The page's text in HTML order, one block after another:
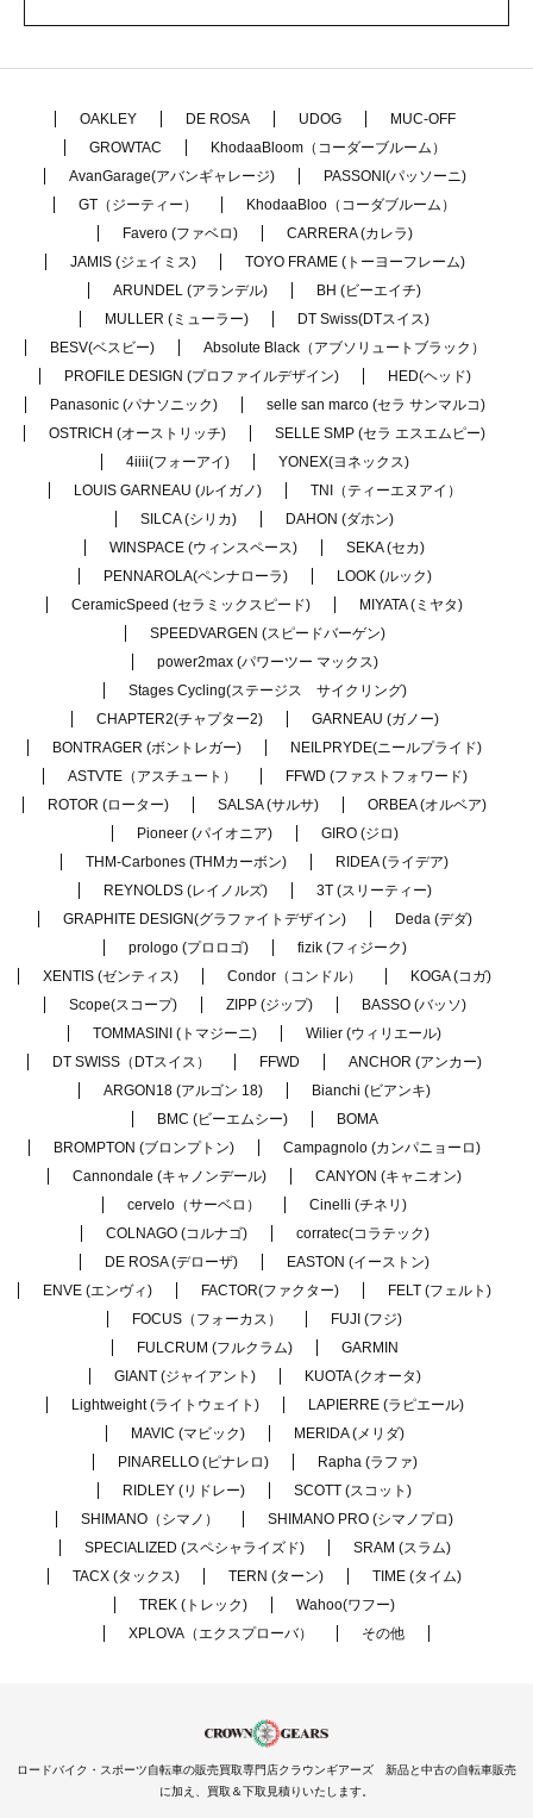
OAKLEY DE ROSA UDOG
MUC-OFF
GROWTAC
KhodaaBloom（コーダーブルーム）
AvanGarage(アバンギャレージ)
PASSONI(パッソーニ)
GT（ジーティー）
KhodaaBloo（コーダブルーム）
Favero (ファベロ)
CARRERA (カレラ)
JAMIS (ジェイミス)
TOYO FRAME (トーヨーフレーム)
ARUNDEL (アランデル)
BH (ビーエイチ)
MULLER (ミューラー)
DT Swiss(DTスイス)
BESV(ベスビー)
Absolute Black（アブソリュートブラック）
PROFILE DESIGN (プロファイルデザイン)
HED(ヘッド)
Panasonic (パナソニック)
selle san marco (セラ サンマルコ)
OSTRICH (オーストリッチ)
SELLE SMP (セラ エスエムピー)
4iiii(フォーアイ)
YONEX(ヨネックス)
LOUIS GARNEAU (ルイガノ)
TNI（ティーエヌアイ）
SILCA (シリカ)
DAHON (ダホン)
WINSPACE (ウィンスペース)
SEKA (セカ)
PENNAROLA(ペンナローラ)
LOOK (ルック)
CeramicSpeed (セラミックスピード)
MIYATA (ミヤタ)
SPEEDVARGEN (スピードバーゲン)
power2max (パワーツー マックス)
Stages Cycling(ステージス サイクリング)
CHAPTER2(チャプター2)
GARNEAU (ガノー)
BONTRAGER (ボントレガー)
NEILPRYDE(ニールプライド)
ASTVTE（アスチュート）
FFWD (ファストフォワード)
ROTOR (ローター)
SALSA (サルサ)
ORBEA (オルベア)
Pioneer (パイオニア)
GIRO (ジロ)
THM-Carbones (THMカーボン)
RIDEA (ライデア)
REYNOLDS (レイノルズ)
3T (スリーティー)
GRAPHITE DESIGN(グラファイトデザイン)
Deda (デダ)
prologo (プロロゴ)
fizik (フィジーク)
XENTIS (ゼンティス)
Condor（コンドル）
KOGA (コガ)
Scope(スコープ)
ZIPP (ジップ)
BASSO (バッソ)
TOMMASINI (トマジーニ)
Wilier (ウィリエール)
DT SWISS（DTスイス）
FFWD
ANCHOR (アンカー)
ARGON18 (アルゴン 18)
Bianchi (ビアンキ)
BMC (ビーエムシー)
BOMA
BROMPTON (ブロンプトン)
Campagnolo (カンパニョーロ)
Cannondale (キャノンデール)
CANYON (キャニオン)
cervelo（サーベロ）
Cinelli (チネリ)
COLNAGO (コルナゴ)
corratec(コラテック)
DE ROSA (デローザ)
EASTON (イーストン)
ENVE (エンヴィ)
FACTOR(ファクター)
FELT (フェルト)
FOCUS（フォーカス）
FUJI (フジ)
FULCRUM (フルクラム)
GARMIN
GIANT (ジャイアント)
KUOTA (クオータ)
Lightweight (ライトウェイト)
LAPIERRE (ラピエール)
MAVIC (マビック)
MERIDA (メリダ)
PINARELLO (ピナレロ)
Rapha (ラファ)
RIDLEY (リドレー)
SCOTT (スコット)
SHIMANO（シマノ）
SHIMANO PRO (シマノプロ)
SPECIALIZED (スペシャライズド)
SRAM (スラム)
TACX (タックス)
TERN (ターン)
TIME (タイム)
TREK (トレック)
Wahoo(ワフー)
XPLOVA（エクスプローバ）
その他
ロードバイク・スポーツ自転車の販売買取専門店クラウンギアーズ 新品と中古の自転車販売
に加え、買取＆下取見積りいたします。